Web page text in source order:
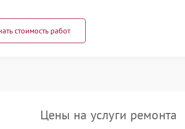
стоимость работ
Цены на услуги ремонта